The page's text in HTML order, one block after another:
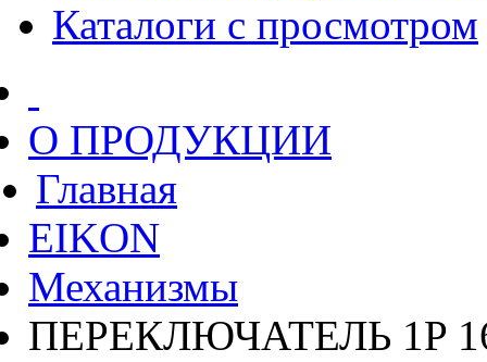
Каталоги с просмотром
О ПРОДУКЦИИ
Главная
EIKON
Механизмы
ПЕРЕКЛЮЧАТЕЛЬ 1P